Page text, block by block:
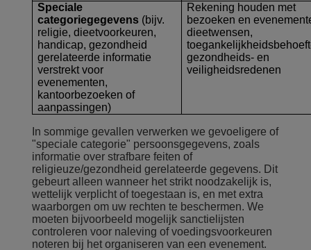
Speciale
categoriegegevens (bijv.
religie, dieetvoorkeuren,
handicap, gezondheid
gerelateerde informatie
verstrekt voor
evenementen,
kantoorbezoeken of
aanpassingen)
Rekening houden met
bezoeken en
dieetwensen,
gezondheids- en
veiligheidsredenen
In sommige gevallen verwerken we gevoeligere of
"speciale categorie" persoonsgegevens, zoals
informatie over strafbare feiten of
religieuze/gezondheid gerelateerde gegevens. Dit
gebeurt alleen wanneer het strikt noodzakelijk is,
wettelijk verplicht of toegestaan is, en met extra
waarborgen om uw rechten te beschermen. We
moeten bijvoorbeeld mogelijk sanctielijsten
controleren voor naleving of voedingsvoorkeuren
noteren bij het organiseren van een evenement.